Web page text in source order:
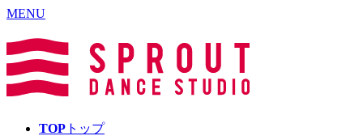
MENU
TOP トップ